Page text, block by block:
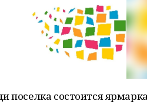
поселка состоится